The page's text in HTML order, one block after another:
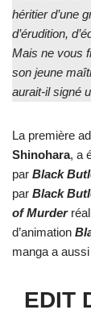
héritier d’une
d’érudition,
Mais ne vous
son jeune
aurait-il signé
La première
Shinohara, a
par Black
par Black
of Murder
d’animation
manga a
EDIT